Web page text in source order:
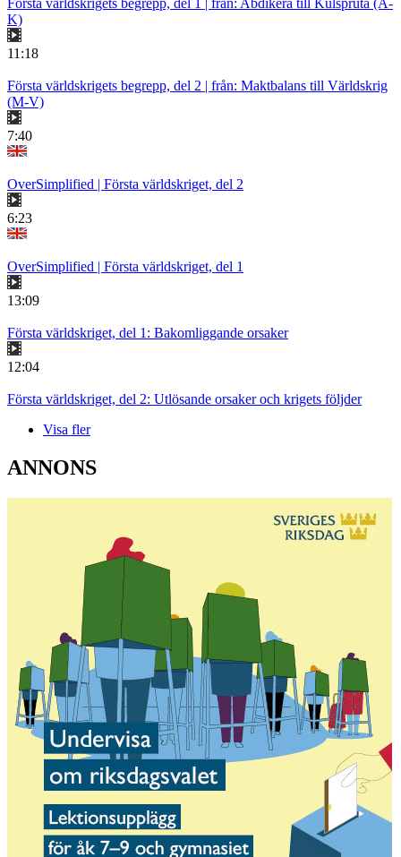
Första världskrigets begrepp, del 1 | från: Abdikera till Kulspruta (A-
K)
11:18
Första världskrigets begrepp, del 2 | från: Maktbalans till Världskrig
(M-V)
7:40
OverSimplified | Första världskriget, del 2
6:23
OverSimplified | Första världskriget, del 1
13:09
Första världskriget, del 1: Bakomliggande orsaker
12:04
Första världskriget, del 2: Utlösande orsaker och krigets följder
Visa fler
ANNONS